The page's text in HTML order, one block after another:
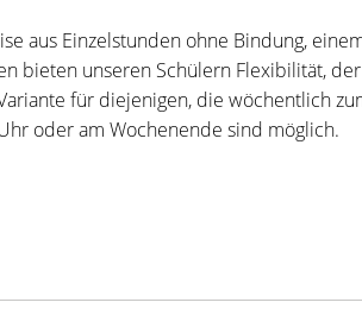
aus Einzelstunden ohne Bindung,
bieten unseren Schülern Flexibilität,
für diejenigen, die wöchentlich
oder am Wochenende sind möglich.